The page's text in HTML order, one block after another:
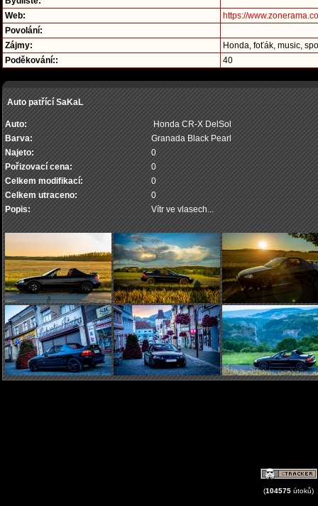
Web:
https://
Povolání:
Zájmy:
Honda, foťák, music,
Poděkování::
40
Auto patřící SaKaL
Auto:
Honda CR-X DelSol
Barva:
Granada Black Pearl
Najeto:
0
Pořizovací cena:
0
Celkem modifikací:
0
Celkem utraceno:
0
Popis:
Vítr ve vlasech...
(104575 útoků)